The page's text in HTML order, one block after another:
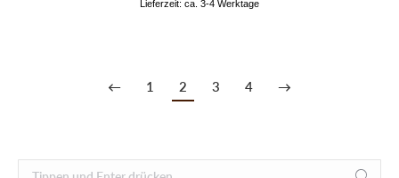
Lieferzeit: ca. 3-4 Werktage
← 1 2 3 4 →
Search: